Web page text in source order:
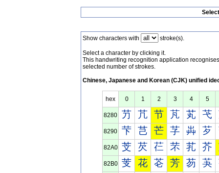
Show characters with stroke(s).
Select a character by clicking it.
This handwriting recognition application
selected number of strokes.
Chinese, Japanese and Korean (CJK) unified
hex 0 1 2 3 4 5
8280 芀 芁 节 芃 芄 芅
8290 芐 芑 芒 芓 芔 芕
82A0 芠 芡 芢 芣 芤 芥
82B0 芰 花 芲 芳 芴 芵